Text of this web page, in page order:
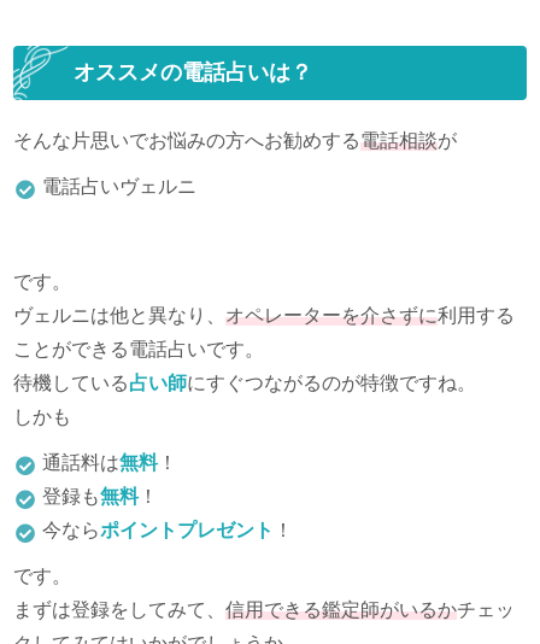
オススメの電話占いは？
そんな片思いでお悩みの方へお勧めする電話相談が
電話占いヴェルニ
です。
ヴェルニは他と異なり、 オペレーターを介さずに利用する
ことができる電話占いです。
待機している占い師にすぐつながるのが特徴ですね。
しかも
通話料は無料！
登録も無料！
今ならポイントプレゼント ！
です。
まずは登録をしてみて、 信用できる鑑定師がいるかチェッ